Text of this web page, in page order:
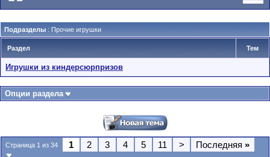
Подразделы : Прочие игрушки
Раздел Тем
Игрушки из киндерсюрпризов
Опции раздела
Страница 1 из 34 1 2 3 4 5 11 > Последняя »